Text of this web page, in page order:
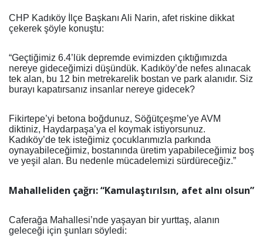
CHP Kadıköy İlçe Başkanı Ali Narin, afet riskine dikkat
çekerek şöyle konuştu:
“Geçtiğimiz 6.4’lük depremde evimizden çıktığımızda
nereye gideceğimizi düşündük. Kadıköy’de nefes alınacak
tek alan, bu 12 bin metrekarelik bostan ve park alanıdır. Siz
burayı kapatırsanız insanlar nereye gidecek?
Fikirtepe’yi betona boğdunuz, Söğütçeşme’ye AVM
diktiniz, Haydarpaşa’ya el koymak istiyorsunuz.
Kadıköy’de tek isteğimiz çocuklarımızla parkında
oynayabileceğimiz, bostanında üretim yapabileceğimiz boş
ve yeşil alan. Bu nedenle mücadelemizi sürdüreceğiz.”
Mahalleliden çağrı: “Kamulaştırılsın, afet alnı olsun”
Caferağa Mahallesi’nde yaşayan bir yurttaş, alanın
geleceği için şunları söyledi: